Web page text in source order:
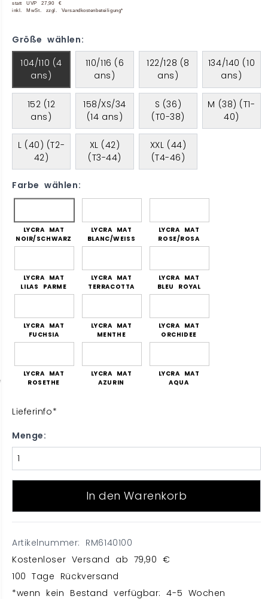
statt UVP 27,90 €
inkl. MwSt. zzgl. Versandkostenbeteiligung*
Größe wählen:
104/110 (4
ans)
110/116 (6
ans)
122/128 (8
ans)
134/140 (10
ans)
152 (12
ans)
158/XS/34
(14 ans)
S (36)
(T0-38)
M (38) (T1-
40)
L (40) (T2-
42)
XL (42)
(T3-44)
XXL (44)
(T4-46)
Farbe wählen:
LYCRA MAT
NOIR/SCHWARZ
LYCRA MAT
BLANC/WEISS
LYCRA MAT
ROSE/ROSA
LYCRA MAT
LILAS PARME
LYCRA MAT
TERRACOTTA
LYCRA MAT
BLEU ROYAL
LYCRA MAT
FUCHSIA
LYCRA MAT
MENTHE
LYCRA MAT
ORCHIDEE
LYCRA MAT
ROSETHE
LYCRA MAT
AZURIN
LYCRA MAT
AQUA
Lieferinfo*
Menge:
In den Warenkorb
Artikelnummer: RM6140100
Kostenloser Versand ab 79,90 €
100 Tage Rückversand
*wenn kein Bestand verfügbar: 4-5 Wochen